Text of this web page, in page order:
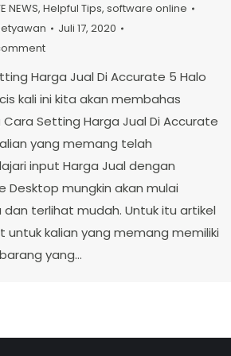
NEWS, Helpful Tips, software online
Juli 17, 2020
Harga Jual Di Accurate 5 Halo
kali ini kita akan membahas
Setting Harga Jual Di Accurate
yang memang telah
input Harga Jual dengan
Desktop mungkin akan mulai
terlihat mudah. Untuk itu artikel
untuk kalian yang memang memiliki
yang…